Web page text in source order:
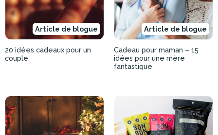
Article de blogue
20 idées cadeaux pour un
couple
Article de blogue
Cadeau pour maman – 15
idées pour une mère
fantastique